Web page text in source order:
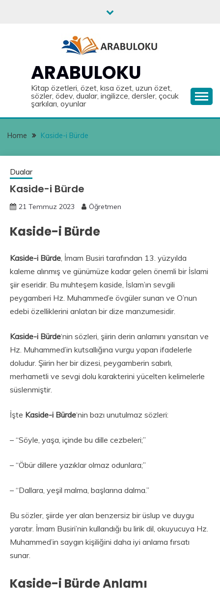
ARABULOKU
Kitap özetleri, özet, kısa özet, uzun özet,
sözler, ödev, dualar, ingilizce, dersler, çocuk
şarkıları, oyunlar
Home Kaside-i Bürde
Dualar
Kaside-i Bürde
21 Temmuz 2023 Öğretmen
Kaside-i Bürde
Kaside-i Bürde , İmam Busiri tarafından 13. yüzyılda
kaleme alınmış ve günümüze kadar gelen önemli bir İslami
şiir eseridir. Bu muhteşem kaside, İslam’ın sevgili
peygamberi Hz. Muhammed’e övgüler sunan ve O’nun
edebi özelliklerini anlatan bir dize manzumesidir.
Kaside-i Bürde‘nin sözleri, şiirin derin anlamını yansıtan ve
Hz. Muhammed’in kutsallığına vurgu yapan ifadelerle
doludur. Şiirin her bir dizesi, peygamberin sabırlı,
merhametli ve sevgi dolu karakterini yücelten kelimelerle
süslenmiştir.
İşte Kaside-i Bürde‘nin bazı unutulmaz sözleri:
– “Söyle, yaşa, içinde bu dille cezbeleri;”
– “Öbür dillere yazıklar olmaz odunlara;”
– “Dallara, yeşil malma, başlarına dalma.”
Bu sözler, şiirde yer alan benzersiz bir üslup ve duygu
yaratır. İmam Busiri’nin kullandığı bu lirik dil, okuyucuya Hz.
Muhammed’in saygın kişiliğini daha iyi anlama fırsatı
sunar.
Kaside-i Bürde Anlamı